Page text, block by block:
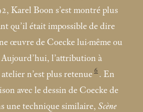
Karel Boon s’est montré plus
qu’il était impossible de dire
œuvre de Coecke lui-même ou
Aujourd’hui, l’attribution à
n’est plus retenue 6 . En
avec le dessin de Coecke de
une technique similaire, Scène